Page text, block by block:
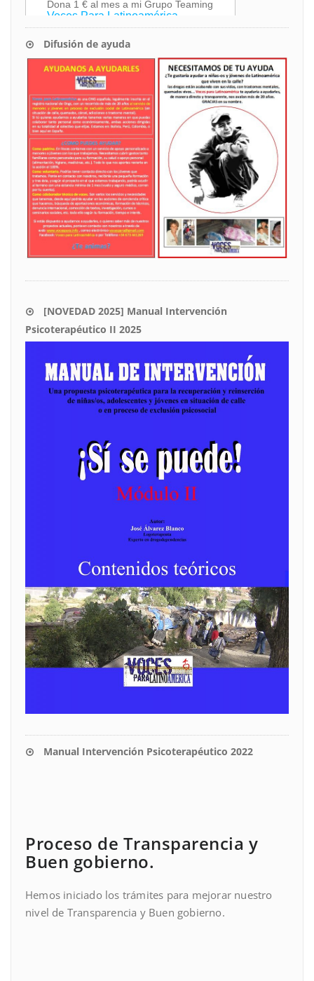
Difusión de ayuda
[NOVEDAD 2025] Manual Intervención
Psicoterapéutico II 2025
Manual Intervención Psicoterapéutico 2022
Proceso de Transparencia y
Buen gobierno.
Hemos iniciado los trámites para mejorar nuestro
nivel de Transparencia y Buen gobierno.